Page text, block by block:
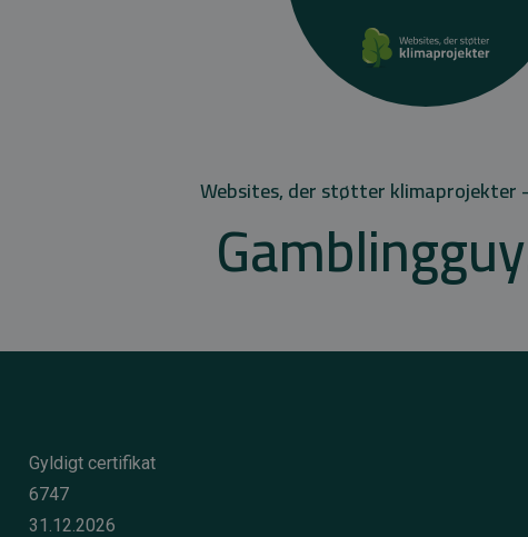
Websites, der støtter
Gyldigt certifikat
6747
31.12.2026